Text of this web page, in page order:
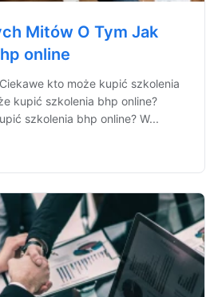
Mitów O Tym Jak
online
kto może kupić szkolenia
kupić szkolenia bhp online?
szkolenia bhp online? W...